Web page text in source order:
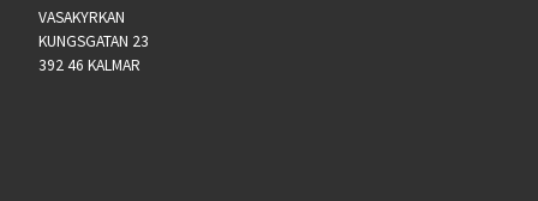
VASAKYRKAN
KUNGSGATAN 23
392 46 KALMAR